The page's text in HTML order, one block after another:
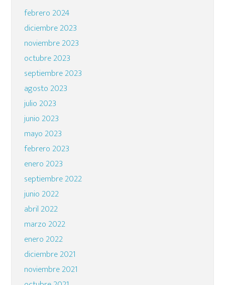
febrero 2024
diciembre 2023
noviembre 2023
octubre 2023
septiembre 2023
agosto 2023
julio 2023
junio 2023
mayo 2023
febrero 2023
enero 2023
septiembre 2022
junio 2022
abril 2022
marzo 2022
enero 2022
diciembre 2021
noviembre 2021